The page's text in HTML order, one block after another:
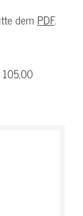
dem PDF.